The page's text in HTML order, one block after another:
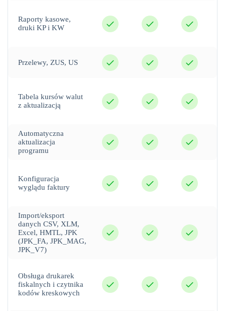
Raporty kasowe,
druki KP i KW
tak tak tak
Przelewy, ZUS, US
tak tak tak
Tabela kursów walut
z aktualizacją
tak tak tak
Automatyczna
aktualizacja
programu
tak tak tak
Konfiguracja
wyglądu faktury
tak tak tak
Import/eksport
danych CSV, XLM,
Excel, HMTL, JPK
(JPK_FA, JPK_MAG,
JPK_V7)
tak tak tak
Obsługa drukarek
fiskalnych i czytnika
kodów kreskowych
tak tak tak